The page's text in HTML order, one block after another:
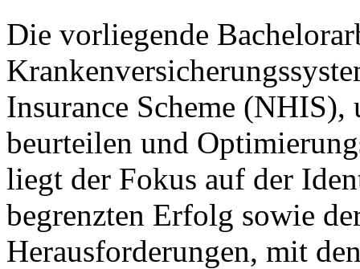
Die vorliegende
Insurance Scheme (NHIS),
beurteilen und
liegt der Fokus auf der
begrenzten Erfolg sowie
Herausforderungen, mit